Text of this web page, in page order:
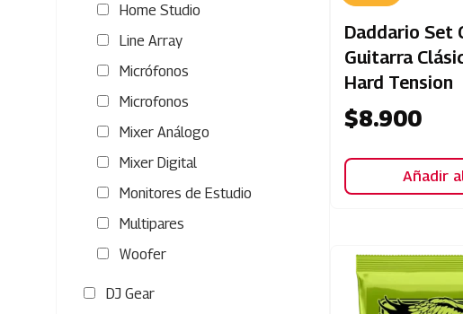
Home Studio
Line Array
Micrófonos
Microfonos
Mixer Análogo
Mixer Digital
Monitores de Estudio
Multipares
Woofer
DJ Gear
Daddario Set
Guitarra
Hard Tension
$8.900
Añadir